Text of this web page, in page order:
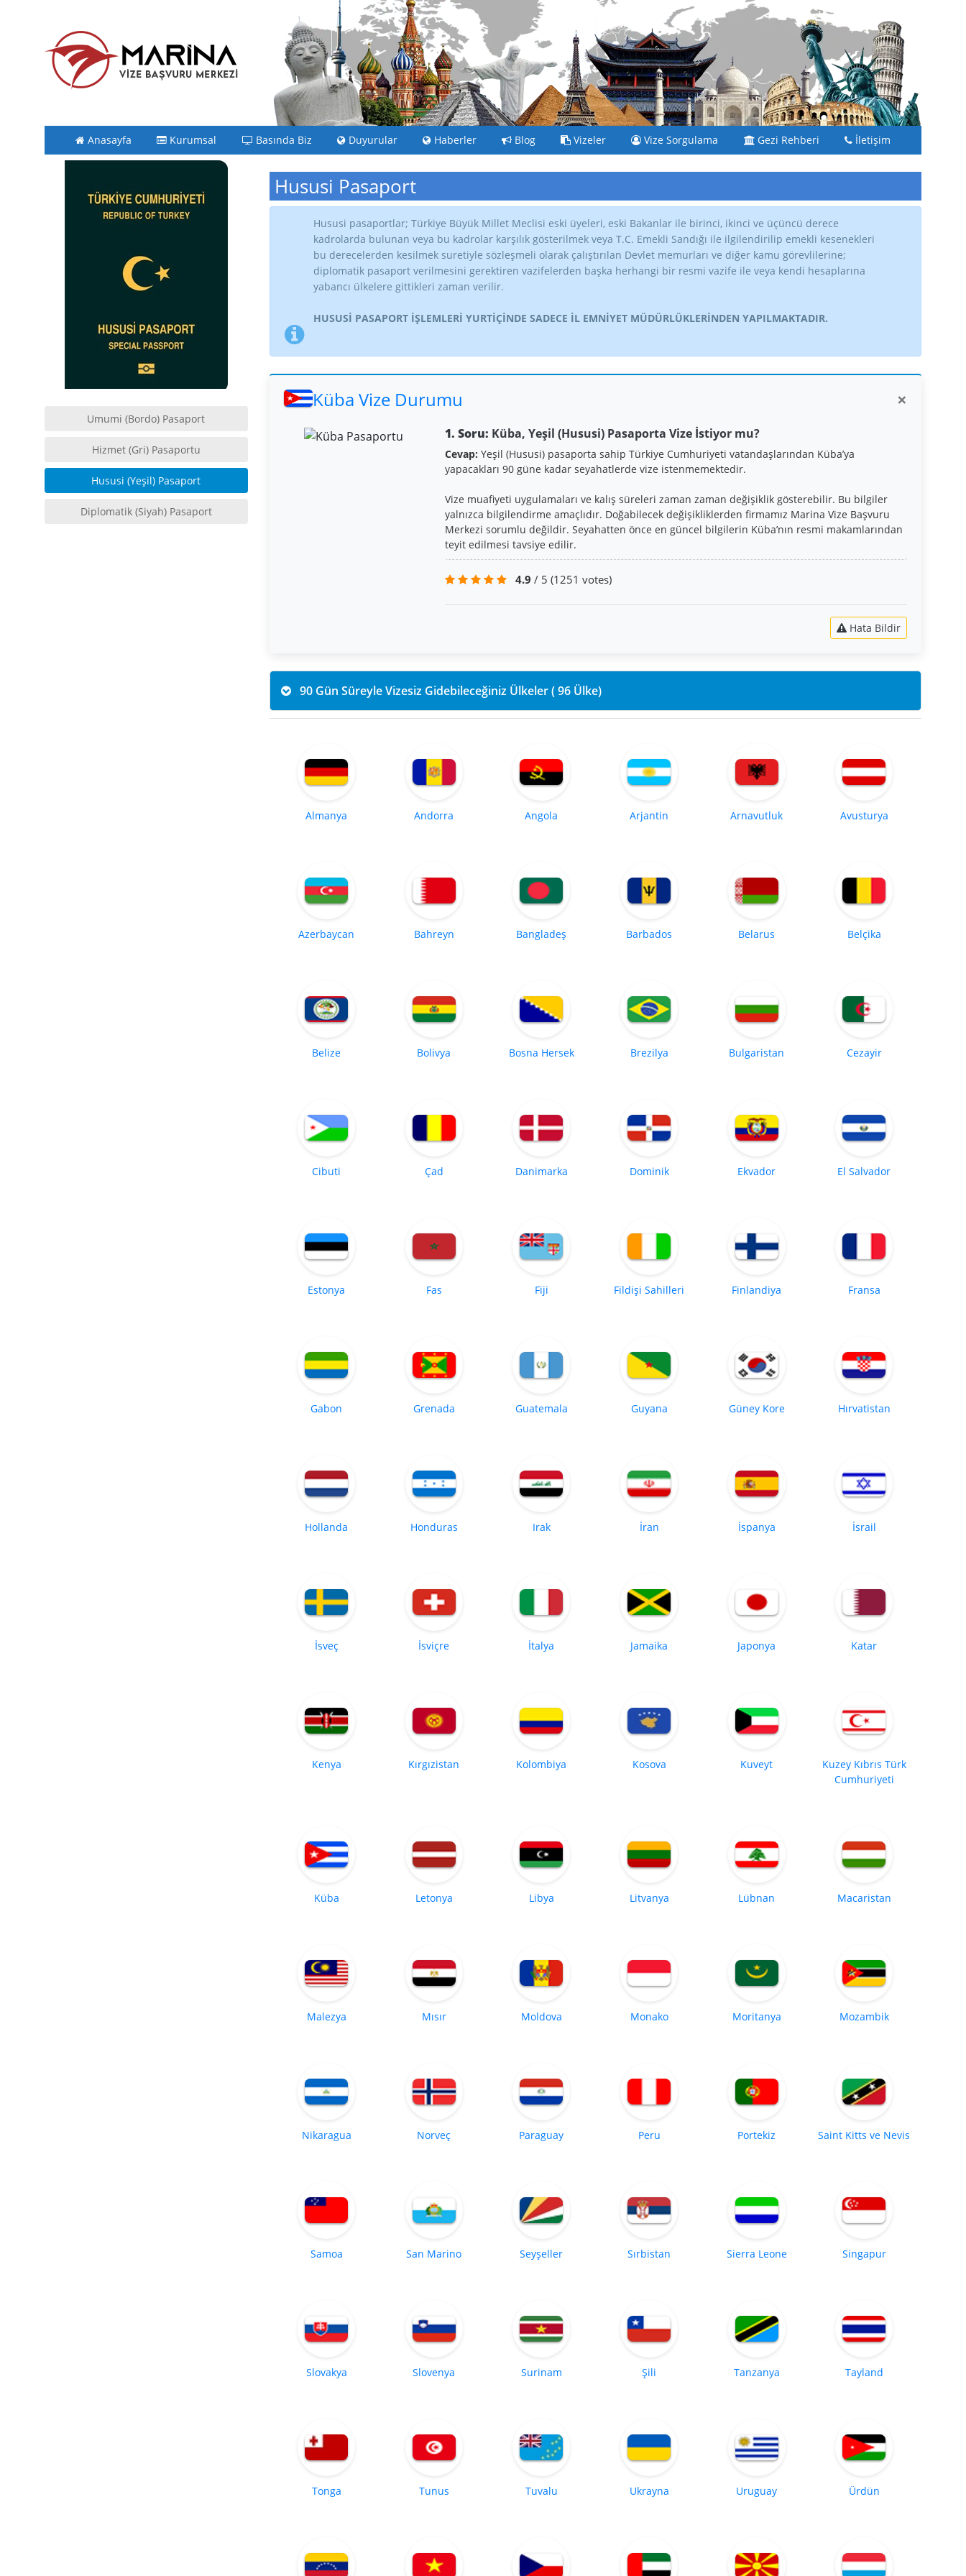
Anasayfa Kurumsal Basında Biz Duyurular Haberler Blog Vizeler Vize Sorgulama Gezi Rehberi İletişim
Umumi (Bordo) Pasaport
Hizmet (Gri) Pasaportu
Hususi (Yeşil) Pasaport
Diplomatik (Siyah) Pasaport
Hususi Pasaport
Hususi pasaportlar; Türkiye Büyük Millet Meclisi eski üyeleri, eski Bakanlar ile birinci, ikinci ve üçüncü derece
kadrolarda bulunan veya bu kadrolar karşılık gösterilmek veya T.C. Emekli Sandığı ile ilgilendirilip emekli kesenekleri
bu derecelerden kesilmek suretiyle sözleşmeli olarak çalıştırılan Devlet memurları ve diğer kamu görevlilerine;
diplomatik pasaport verilmesini gerektiren vazifelerden başka herhangi bir resmi vazife ile veya kendi hesaplarına
yabancı ülkelere gittikleri zaman verilir.
HUSUSİ PASAPORT İŞLEMLERİ YURTİÇİNDE SADECE İL EMNİYET MÜDÜRLÜKLERİNDEN YAPILMAKTADIR.
Küba Vize Durumu ×
1. Soru: Küba, Yeşil (Hususi) Pasaporta Vize İstiyor mu?
Cevap: Yeşil (Hususi) pasaporta sahip Türkiye Cumhuriyeti vatandaşlarından Küba’ya
yapacakları 90 güne kadar seyahatlerde vize istenmemektedir.
Vize muafiyeti uygulamaları ve kalış süreleri zaman zaman değişiklik gösterebilir. Bu bilgiler
yalnızca bilgilendirme amaçlıdır. Doğabilecek değişikliklerden firmamız Marina Vize Başvuru
Merkezi sorumlu değildir. Seyahatten önce en güncel bilgilerin Küba’nın resmi makamlarından
teyit edilmesi tavsiye edilir.
4.9 / 5 (1251 votes)
Hata Bildir
90 Gün Süreyle Vizesiz Gidebileceğiniz Ülkeler ( 96 Ülke)
Almanya Andorra Angola Arjantin Arnavutluk Avusturya
Azerbaycan Bahreyn Bangladeş Barbados Belarus Belçika
Belize Bolivya Bosna Hersek Brezilya Bulgaristan Cezayir
Cibuti Çad Danimarka Dominik Ekvador El Salvador
Estonya Fas Fiji Fildişi Sahilleri Finlandiya Fransa
Gabon Grenada Guatemala Guyana Güney Kore Hırvatistan
Hollanda Honduras Irak İran İspanya İsrail
İsveç İsviçre İtalya Jamaika Japonya Katar
Kenya Kırgızistan Kolombiya Kosova Kuveyt
Kuzey Kıbrıs Türk
Cumhuriyeti
Küba Letonya Libya Litvanya Lübnan Macaristan
Malezya Mısır Moldova Monako Moritanya Mozambik
Nikaragua Norveç Paraguay Peru Portekiz Saint Kitts ve Nevis
Samoa San Marino Seyşeller Sırbistan Sierra Leone Singapur
Slovakya Slovenya Surinam Şili Tanzanya Tayland
Tonga Tunus Tuvalu Ukrayna Uruguay Ürdün